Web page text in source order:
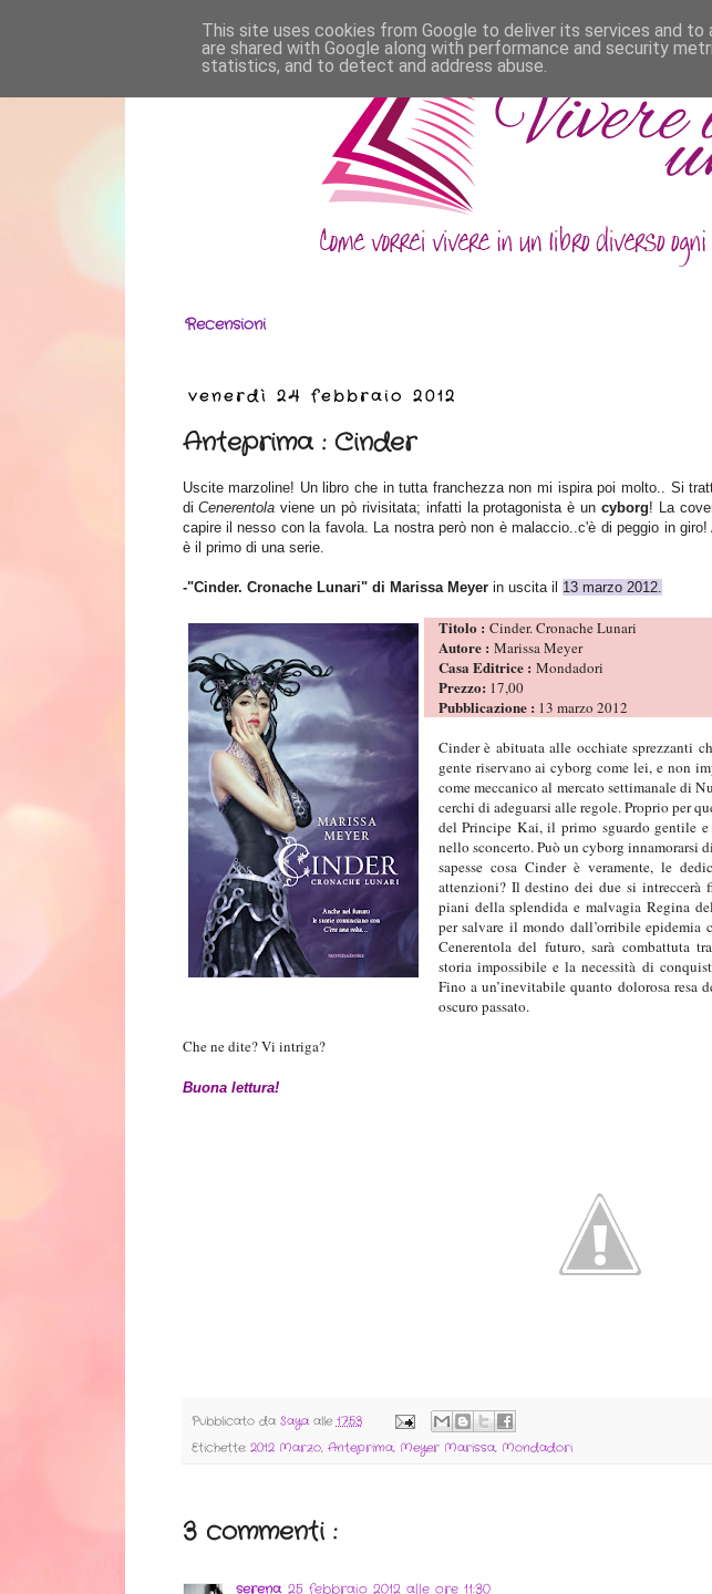
Recensioni
venerdì 24 febbraio 2012
Anteprima : Cinder
Uscite marzoline! Un libro che in tutta franchezza non mi ispira poi molto.. Si
diCenerentola viene un pò rivisitata; infatti la protagonista è uncyborg! La
capire il nesso con la favola. La nostra però non è malaccio..c'è di peggio in
è il primo di una serie.
-"Cinder. Cronache Lunari" di Marissa Meyerin uscita il 13 marzo 2012.
Titolo : Cinder. Cronache Lunari
Autore : Marissa Meyer
Casa Editrice : Mondadori
Prezzo: 17,00
Pubblicazione : 13 marzo 2012
Cinder è abituata alle occhiate sprezzanti
gente riservano ai cyborg come lei, e non
come meccanico al mercato settimanale di
cerchi di adeguarsi alle regole. Proprio per
del Principe Kai, il primo sguardo gentile e
nello sconcerto. Può un cyborg innamorarsi
sapesse cosa Cinder è veramente, le
attenzioni? Il destino dei due si intreccerà
piani della splendida e malvagia Regina
per salvare il mondo dall’orribile epidemia
Cenerentola del futuro, sarà combattuta
storia impossibile e la necessità di
Fino a un’inevitabile quanto dolorosa resa
oscuro passato.
Che ne dite? Vi intriga?
Buona lettura!
Pubblicato da Saya alle 17:53
Etichette: 2012 Marzo, Anteprima, Meyer Marissa, Mondadori
3 commenti :
serena 25 febbraio 2012 alle ore 11:30
This site uses cookies from Google to deliver its services and to
are shared with Google along with performance and security
statistics, and to detect and address abuse.